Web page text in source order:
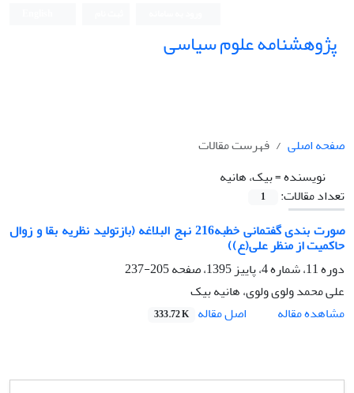
پژوهشنامه علوم سیاسی
صفحه اصلی
فهرست مقالات
نویسنده =بیک، هانیه
تعداد مقالات:
1
صورت بندی گفتمانی خطبه216 نهج البلاغه (بازتولید نظریه بقا و زوال
حاکمیت از منظر علی(ع))
دوره 11، شماره 4، پاییز 1395، صفحه
205-237
علی محمد ولوی ولوی، هانیه بیک
مشاهده مقاله
اصل مقاله 333.72 K